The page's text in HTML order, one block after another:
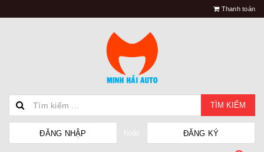
Thanh toán
TÌM KIẾM
ĐĂNG NHẬP hoặc ĐĂNG KÝ